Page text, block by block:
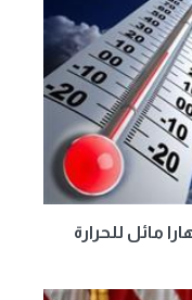
مائل للحرارة